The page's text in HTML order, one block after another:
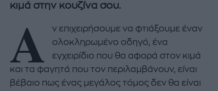
κιμά στην κουζίνα σου.
Α
ν επιχειρήσουμε να φτιάξουμε έναν
ολοκληρωμένο οδηγό, ένα
εγχειρίδιο που θα αφορά στον κιμά
και τα φαγητά που τον περιλαμβάνουν, είναι
βέβαιο πως ένας μεγάλος τόμος δεν θα είναι